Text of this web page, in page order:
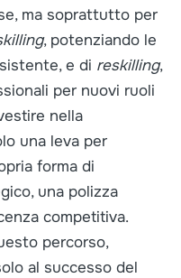
ma soprattutto per
, potenziando le
e di reskilling,
per nuovi ruoli
nella
una leva per
forma di
una polizza
competitiva.
percorso,
al successo del